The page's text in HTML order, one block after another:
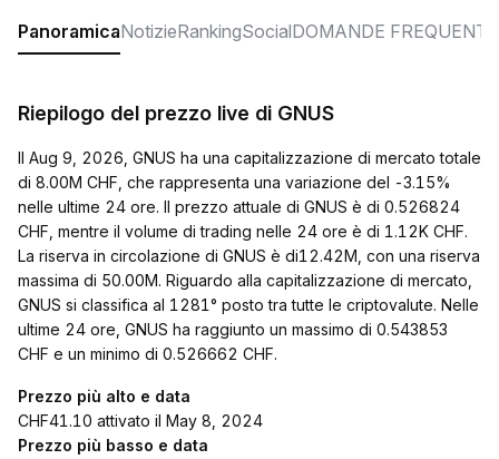
PanoramicaNotizieRankingSocialDOMANDE FREQUENTI
Riepilogo del prezzo live di GNUS
Il Aug 9, 2026, GNUS ha una capitalizzazione di mercato totale
di 8.00M CHF, che rappresenta una variazione del -3.15%
nelle ultime 24 ore. Il prezzo attuale di GNUS è di 0.526824
CHF, mentre il volume di trading nelle 24 ore è di 1.12K CHF.
La riserva in circolazione di GNUS è di12.42M, con una riserva
massima di 50.00M. Riguardo alla capitalizzazione di mercato,
GNUS si classifica al 1281° posto tra tutte le criptovalute. Nelle
ultime 24 ore, GNUS ha raggiunto un massimo di 0.543853
CHF e un minimo di 0.526662 CHF.
Prezzo più alto e data
CHF41.10 attivato il May 8, 2024
Prezzo più basso e data